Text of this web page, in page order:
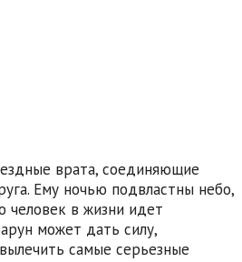
врата, соединяющие
Ему ночью подвластны небо,
человек в жизни идет
может дать силу,
самые серьезные